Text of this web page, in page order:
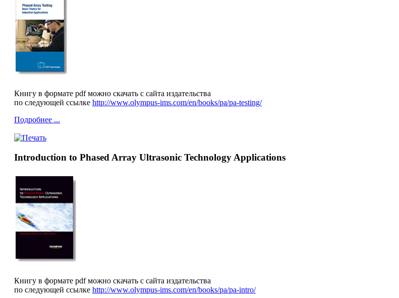
Книгу в формате pdf можно скачать с сайта издательства
по следующей ссылке http://www.olympus-ims.com/en/books/pa/pa-testing/
Подробнее ...
Introduction to Phased Array Ultrasonic Technology Applications
Книгу в формате pdf можно скачать с сайта издательства
по следующей ссылке http://www.olympus-ims.com/en/books/pa/pa-intro/